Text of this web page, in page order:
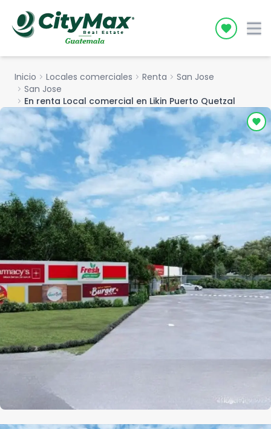
Icon
Inicio chevron_right Locales comerciales chevron_right Renta chevron_right San Jose
chevron_right San Jose
chevron_right En renta Local comercial en Likin Puerto Quetzal